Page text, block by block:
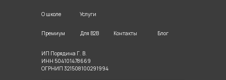
О школе Услуги
Премиум Для B2B Контакты Блог
ИП Порядина Г. В.
ИНН 504101478669
ОГРНИП 321508100291994